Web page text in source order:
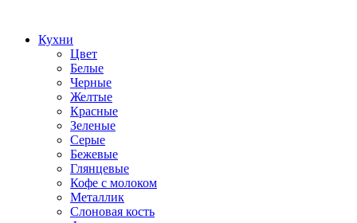
Кухни
Цвет
Белые
Черные
Желтые
Красные
Зеленые
Серые
Бежевые
Глянцевые
Кофе с молоком
Металлик
Слоновая кость